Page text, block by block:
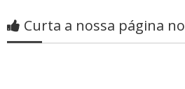
Curta a nossa página no